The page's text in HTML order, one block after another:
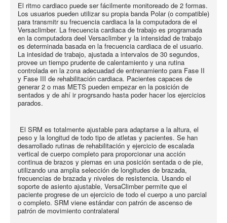
El ritmo cardiaco puede ser fácilmente monitoreado de 2 formas.
Los usuarios pueden utilizar su propia banda Polar (o compatible)
para transmitr su frecuencia cardiaca la la computadora de el
Versaclimber. La frecuencia cardiaca de trabajo es programada
en la computadora deel Versaclimber y la intensidad de trabajo
es determinada basada en la frecuencia cardiaca de el usuario.
La intesidad de trabajo, ajustada a intervalos de 30 segundos,
provee un tiempo prudente de calentamiento y una rutina
controlada en la zona adecuadad de entrenamiento para Fase II
y Fase III de rehabilitación cardiaca. Pacientes capaces de
generar 2 o mas METS pueden empezar en la posición de
sentados y de ahí ir progrsando hasta poder hacer los ejercicios
parados.
El SRM es totalmente ajustable para adaptarse a la altura, el
peso y la longitud de todo tipo de atletas y pacientes. Se han
desarrollado rutinas de rehabilitación y ejercicio de escalada
vertical de cuerpo completo para proporcionar una acción
continua de brazos y piernas en una posición sentada o de pie,
utilizando una amplia selección de longitudes de brazada,
frecuencias de brazada y niveles de resistencia. Usando el
soporte de asiento ajustable, VersaClimber permite que el
paciente progrese de un ejercicio de todo el cuerpo a uno parcial
o completo. SRM viene estándar con patrón de ascenso de
patrón de movimiento contralateral